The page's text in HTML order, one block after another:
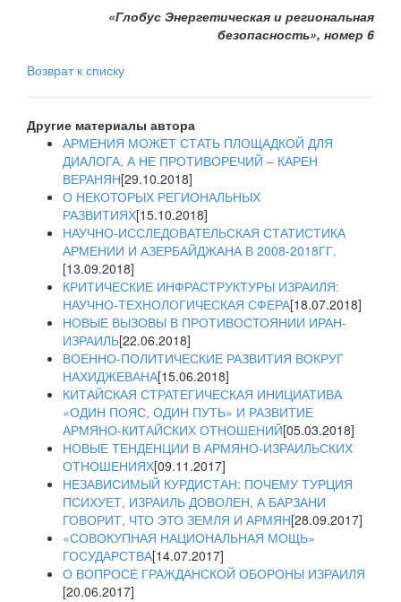
«Глобус Энергетическая и региональная
безопасность», номер 6
Возврат к списку
Другие материалы автора
АРМЕНИЯ МОЖЕТ СТАТЬ ПЛОЩАДКОЙ ДЛЯ
ДИАЛОГА, А НЕ ПРОТИВОРЕЧИЙ – КАРЕН
ВЕРАНЯН[29.10.2018]
О НЕКОТОРЫХ РЕГИОНАЛЬНЫХ
РАЗВИТИЯХ[15.10.2018]
НАУЧНО-ИССЛЕДОВАТЕЛЬСКАЯ СТАТИСТИКА
АРМЕНИИ И АЗЕРБАЙДЖАНА В 2008-2018ГГ.
[13.09.2018]
КРИТИЧЕСКИЕ ИНФРАСТРУКТУРЫ ИЗРАИЛЯ:
НАУЧНО-ТЕХНОЛОГИЧЕСКАЯ СФЕРА[18.07.2018]
НОВЫЕ ВЫЗОВЫ В ПРОТИВОСТОЯНИИ ИРАН-
ИЗРАИЛЬ[22.06.2018]
ВОЕННО-ПОЛИТИЧЕСКИЕ РАЗВИТИЯ ВОКРУГ
НАХИДЖЕВАНА[15.06.2018]
КИТАЙСКАЯ СТРАТЕГИЧЕСКАЯ ИНИЦИАТИВА
«ОДИН ПОЯС, ОДИН ПУТЬ» И РАЗВИТИЕ
АРМЯНО-КИТАЙСКИХ ОТНОШЕНИЙ[05.03.2018]
НОВЫЕ ТЕНДЕНЦИИ В АРМЯНО-ИЗРАИЛЬСКИХ
ОТНОШЕНИЯХ[09.11.2017]
НЕЗАВИСИМЫЙ КУРДИСТАН: ПОЧЕМУ ТУРЦИЯ
ПСИХУЕТ, ИЗРАИЛЬ ДОВОЛЕН, А БАРЗАНИ
ГОВОРИТ, ЧТО ЭТО ЗЕМЛЯ И АРМЯН[28.09.2017]
«СОВОКУПНАЯ НАЦИОНАЛЬНАЯ МОЩЬ»
ГОСУДАРСТВА[14.07.2017]
О ВОПРОСЕ ГРАЖДАНСКОЙ ОБОРОНЫ ИЗРАИЛЯ
[20.06.2017]